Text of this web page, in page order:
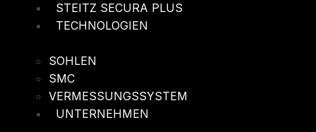
STEITZ SECURA PLUS
TECHNOLOGIEN
SOHLEN
SMC
VERMESSUNGSSYSTEM
UNTERNEHMEN